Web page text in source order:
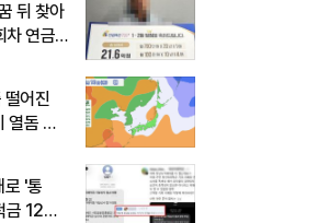
뒤 찾아
연금
떨어진
열돔 박
로 '통
금 12%